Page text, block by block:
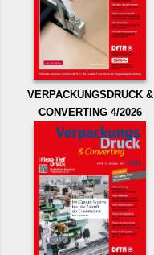
VERPACKUNGSDRUCK &
CONVERTING 4/2026